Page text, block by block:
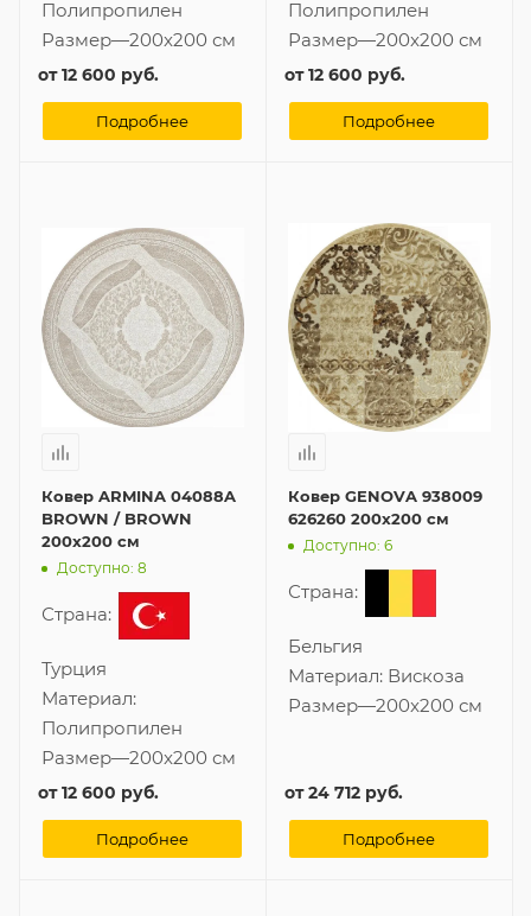
Полипропилен
Размер—200x200 см
от12 600 руб.
Подробнее
Полипропилен
Размер—200x200 см
от12 600 руб.
Подробнее
Ковер ARMINA 04088A
BROWN / BROWN
200x200 см
Доступно: 8
Страна:
Турция
Материал:
Полипропилен
Размер—200x200 см
от12 600 руб.
Подробнее
Ковер GENOVA 938009
626260 200x200 см
Доступно: 6
Страна:
Бельгия
Материал: Вискоза
Размер—200x200 см
от24 712 руб.
Подробнее